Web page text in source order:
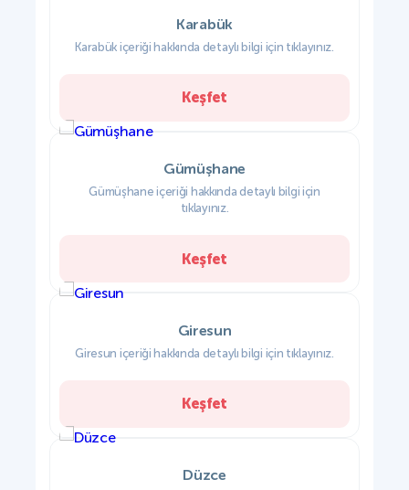
Karabük
Karabük içeriği hakkında detaylı bilgi için tıklayınız.
Keşfet
Gümüşhane
Gümüşhane içeriği hakkında detaylı bilgi için
tıklayınız.
Keşfet
Giresun
Giresun içeriği hakkında detaylı bilgi için tıklayınız.
Keşfet
Düzce